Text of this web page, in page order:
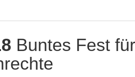
Buntes Fest